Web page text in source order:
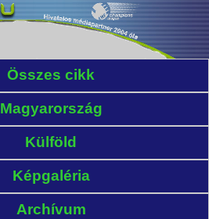
Összes cikk
Magyarország
Külföld
Képgaléria
Archívum